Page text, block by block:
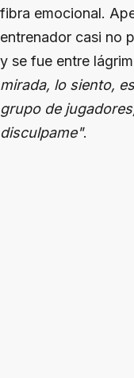
fibra emocional.
entrenador casi no
y se fue entre
mirada, lo siento,
grupo de
disculpame".